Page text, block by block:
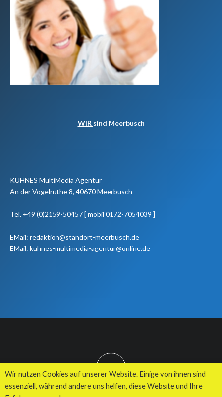
WIR sind Meerbusch
KUHNES MultiMedia Agentur
An der Vogelruthe 8, 40670 Meerbusch
Tel. +49 (0)2159-50457 [ mobil 0172-7054039 ]
EMail: redaktion@standort-meerbusch.de
EMail: kuhnes-multimedia-agentur@online.de
TOP
Wir nutzen Cookies auf unserer Website. Einige von ihnen sind
essenziell, während andere uns helfen, diese Website und Ihre